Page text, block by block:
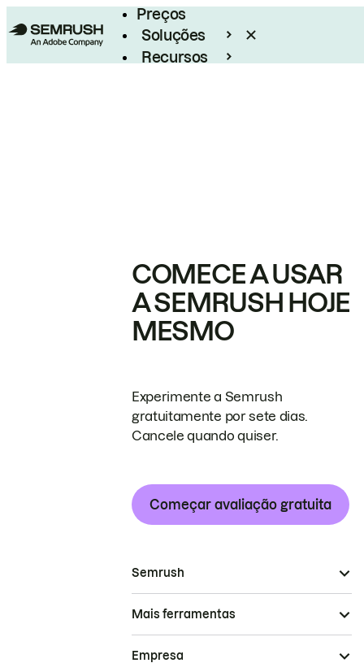
Preços
Soluções
Recursos
COMECE A USAR
A SEMRUSH HOJE
MESMO
Experimente a Semrush
gratuitamente por sete dias.
Cancele quando quiser.
Começar avaliação gratuita
Semrush
Mais ferramentas
Empresa